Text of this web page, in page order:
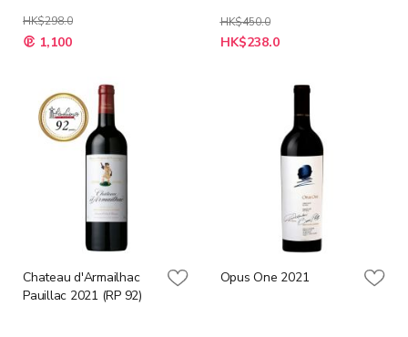
HK$298.0
特
殊 1,100
HK$450.0
特
殊
HK$238.0
Chateau d'Armailhac
Pauillac 2021 (RP 92)
Opus One 2021